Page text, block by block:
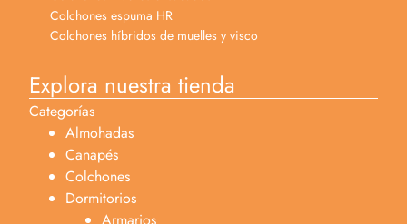
Colchones espuma HR
Colchones híbridos de muelles y visco
Explora nuestra tienda
Categorías
Almohadas
Canapés
Colchones
Dormitorios
Armarios